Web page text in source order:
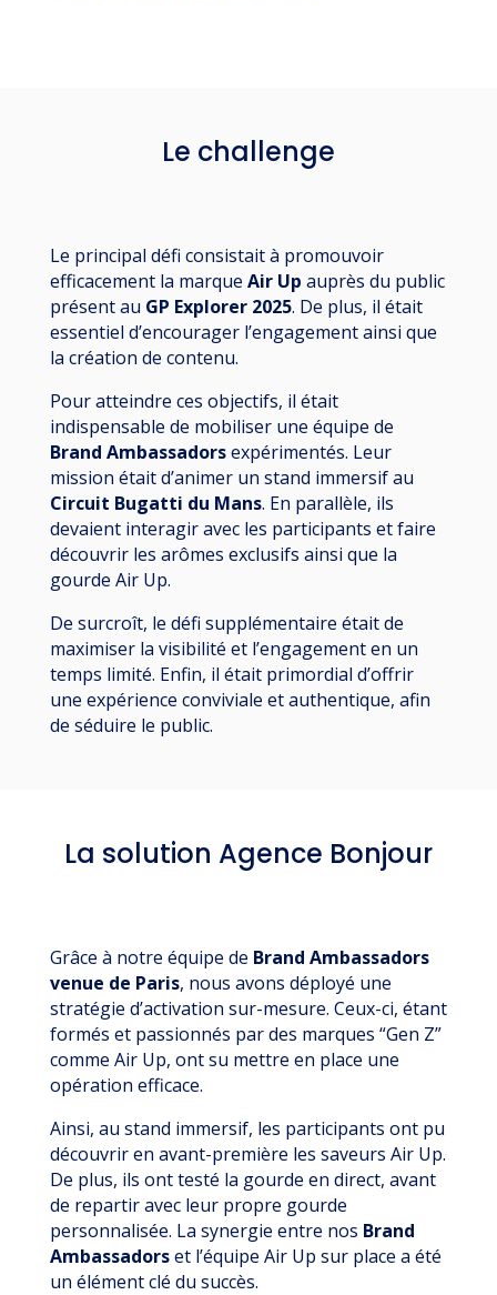
Le challenge
Le principal défi consistait à promouvoir
efficacement la marque Air Up auprès du public
présent au GP Explorer 2025. De plus, il était
essentiel d’encourager l’engagement ainsi que
la création de contenu.
Pour atteindre ces objectifs, il était
indispensable de mobiliser une équipe de
Brand Ambassadorsexpérimentés. Leur
mission était d’animer un stand immersif au
Circuit Bugatti du Mans. En parallèle, ils
devaient interagir avec les participants et faire
découvrir les arômes exclusifs ainsi que la
gourde Air Up.
De surcroît, le défi supplémentaire était de
maximiser la visibilité et l’engagement en un
temps limité. Enfin, il était primordial d’offrir
une expérience conviviale et authentique, afin
de séduire le public.
La solution Agence Bonjour
Grâce à notre équipe de Brand Ambassadors
venue de Paris, nous avons déployé une
stratégie d’activation sur-mesure. Ceux-ci, étant
formés et passionnés par des marques “Gen Z”
comme Air Up, ont su mettre en place une
opération efficace.
Ainsi, au stand immersif, les participants ont pu
découvrir en avant-première les saveurs Air Up.
De plus, ils ont testé la gourde en direct, avant
de repartir avec leur propre gourde
personnalisée. La synergie entre nos Brand
Ambassadorset l’équipe Air Up sur place a été
un élément clé du succès.